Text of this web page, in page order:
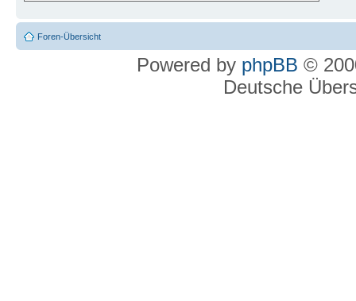
Foren-Übersicht
Powered by phpBB ©
Deutsche